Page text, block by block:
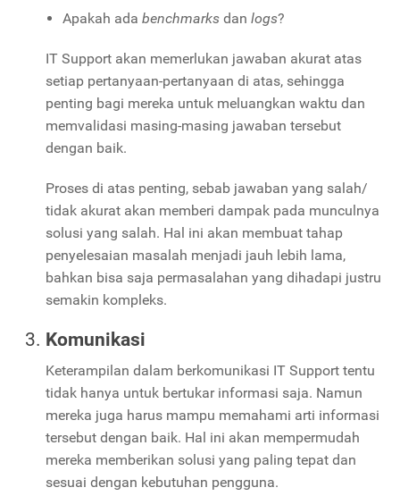
Apakah adabenchmarks danlogs?
IT Support akan memerlukan jawaban akurat atas
setiap pertanyaan-pertanyaan di atas, sehingga
penting bagi mereka untuk meluangkan waktu dan
memvalidasi masing-masing jawaban tersebut
dengan baik.
Proses di atas penting, sebab jawaban yang salah/
tidak akurat akan memberi dampak pada munculnya
solusi yang salah. Hal ini akan membuat tahap
penyelesaian masalah menjadi jauh lebih lama,
bahkan bisa saja permasalahan yang dihadapi justru
semakin kompleks.
Komunikasi
Keterampilan dalam berkomunikasi IT Support tentu
tidak hanya untuk bertukar informasi saja. Namun
mereka juga harus mampu memahami arti informasi
tersebut dengan baik. Hal ini akan mempermudah
mereka memberikan solusi yang paling tepat dan
sesuai dengan kebutuhan pengguna.